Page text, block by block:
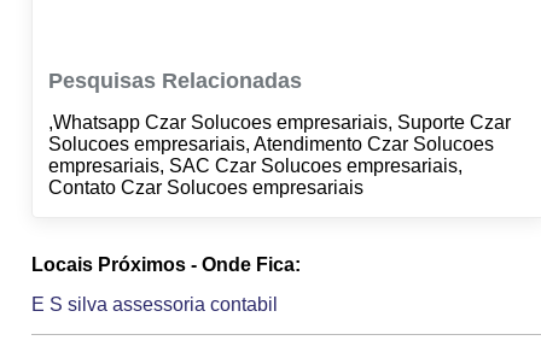
Pesquisas Relacionadas
,Whatsapp Czar Solucoes empresariais, Suporte Czar
Solucoes empresariais, Atendimento Czar Solucoes
empresariais, SAC Czar Solucoes empresariais,
Contato Czar Solucoes empresariais
Locais Próximos - Onde Fica:
E S silva assessoria contabil